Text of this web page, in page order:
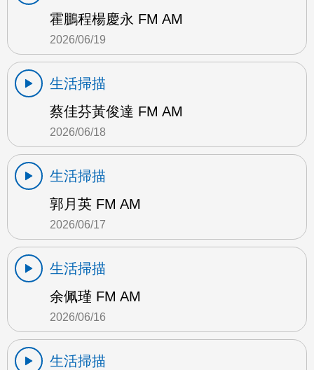
霍鵬程楊慶永 FM AM
2026/06/19
生活掃描
蔡佳芬黃俊達 FM AM
2026/06/18
生活掃描
郭月英 FM AM
2026/06/17
生活掃描
余佩瑾 FM AM
2026/06/16
生活掃描